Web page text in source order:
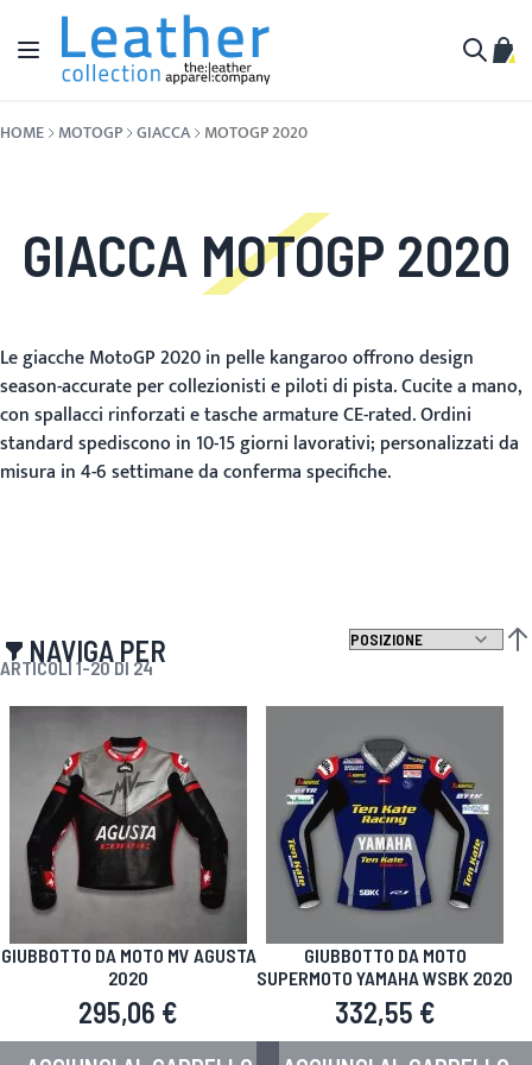
Salta al contenuto
Toggle Nav
HOME MOTOGP GIACCA MOTOGP 2020
GIACCA MOTOGP 2020
Le giacche MotoGP 2020 in pelle kangaroo offrono design
season-accurate per collezionisti e piloti di pista. Cucite a mano,
con spallacci rinforzati e tasche armature CE-rated. Ordini
standard spediscono in 10-15 giorni lavorativi; personalizzati da
misura in 4-6 settimane da conferma specifiche.
NAVIGA PER
ARTICOLI 1-20DI 24
GIUBBOTTO DA MOTO MV AGUSTA
2020
295,06 €
GIUBBOTTO DA MOTO
SUPERMOTO YAMAHA WSBK 2020
332,55 €